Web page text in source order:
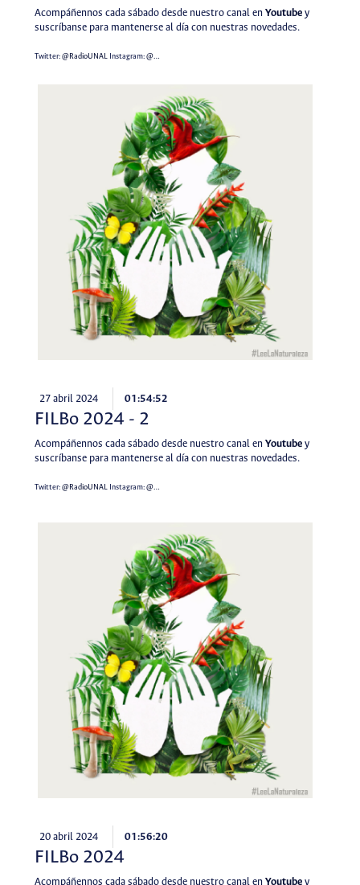
Acompáñennos cada sábado desde nuestro canal en Youtubey
suscríbanse para mantenerse al día con nuestras novedades.
Twitter:@RadioUNALInstagram:@…
27 abril 2024 01:54:52
FILBo 2024 - 2
Acompáñennos cada sábado desde nuestro canal en Youtubey
suscríbanse para mantenerse al día con nuestras novedades.
Twitter:@RadioUNALInstagram:@…
20 abril 2024 01:56:20
FILBo 2024
Acompáñennos cada sábado desde nuestro canal en Youtubey